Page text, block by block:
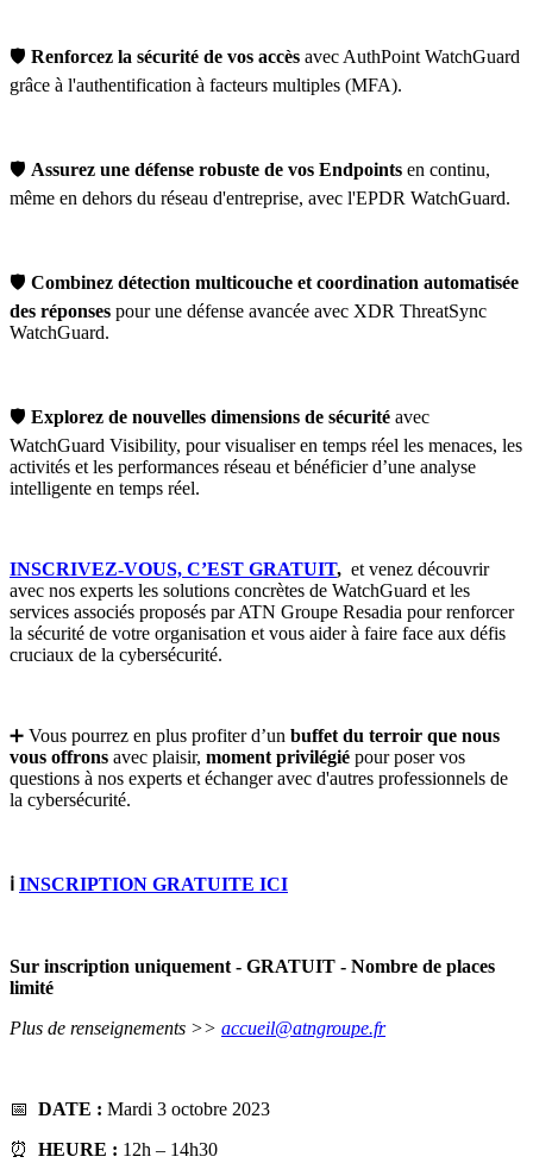
🛡️ Renforcez la sécurité de vos accès avec AuthPoint WatchGuard
grâce à l'authentification à facteurs multiples (MFA).
🛡️ Assurez une défense robuste de vos Endpoints en continu,
même en dehors du réseau d'entreprise, avec l'EPDR WatchGuard.
🛡️ Combinez détection multicouche et coordination automatisée
des réponses pour une défense avancée avec XDR ThreatSync
WatchGuard.
🛡️ Explorez de nouvelles dimensions de sécurité avec
WatchGuard Visibility, pour visualiser en temps réel les menaces, les
activités et les performances réseau et bénéficier d’une analyse
intelligente en temps réel.
INSCRIVEZ-VOUS, C’EST GRATUIT, et venez découvrir
avec nos experts les solutions concrètes de WatchGuard et les
services associés proposés par ATN Groupe Resadia pour renforcer
la sécurité de votre organisation et vous aider à faire face aux défis
cruciaux de la cybersécurité.
➕ Vous pourrez en plus profiter d’un buffet du terroir que nous
vous offrons avec plaisir, moment privilégié pour poser vos
questions à nos experts et échanger avec d'autres professionnels de
la cybersécurité.
ℹ️ INSCRIPTION GRATUITE ICI
Sur inscription uniquement - GRATUIT - Nombre de places
limité
Plus de renseignements >> accueil@atngroupe.fr
📅 DATE : Mardi 3 octobre 2023
⏰ HEURE : 12h – 14h30